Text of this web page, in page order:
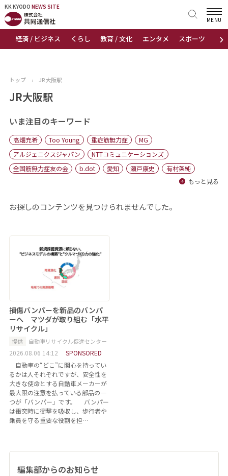
KK KYODO NEWS SITE
›
経済 / ビジネス くらし 教育 / 文化 エンタメ スポーツ 地域
MENU
KK KYODONEWS SITE
トップページ
ニュース
おすすめコンテンツ
出版物
会社概要
トップ › JR大阪駅
JR大阪駅
いま注目のキーワード
高畑充希 Too Young 重症筋無力症
MG
アルジェニクスジャパン
NTTコミュニケーションズ
全国筋無力症友の会
b.dot 愛知 瀬戸康史
有村架純
もっと見る
お探しのコンテンツを見つけられませんでした。
損傷バンパーを新品のバンパ
ーへ マツダが取り組む「水平
リサイクル」
提供 自動車リサイクル促進センター
2026.08.06 14:12
SPONSORED
自動車の“どこ”に関心を持ってい
るかは人それぞれですが、安全性を
大きな使命とする自動車メーカーが
最大限の注意を払っている部品の一
つが「バンパー」です。 バンパー
は衝突時に衝撃を吸収し、歩行者や
乗員を守る重要な役割を担…
編集部からのお知らせ